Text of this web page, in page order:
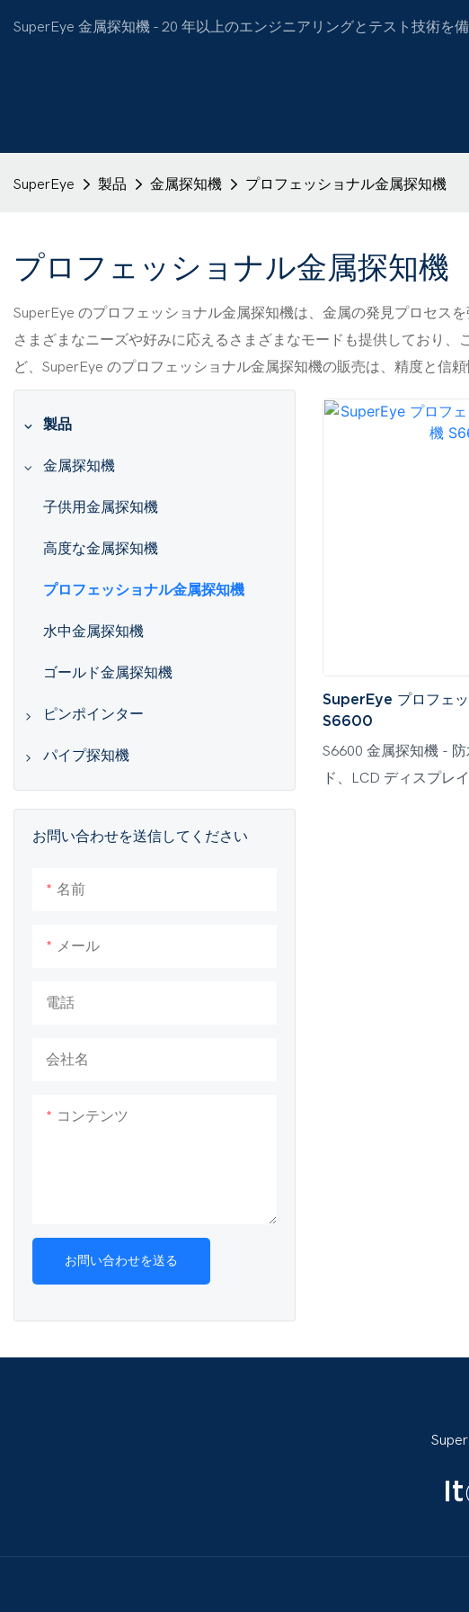
SuperEye 金属探知機 - 20 年以上のエンジニアリングとテスト技術を
SuperEye 製品 金属探知機 プロフェッショナル金属探知機
プロフェッショナル金属探知機
SuperEye のプロフェッショナル金属探知機は、金属の発見プロセス
さまざまなニーズや好みに応えるさまざまなモードも提供しており
ど、SuperEye のプロフェッショナル金属探知機の販売は、精度と信
製品
金属探知機
子供用金属探知機
高度な金属探知機
プロフェッショナル金属探知機
水中金属探知機
ゴールド金属探知機
ピンポインター
ピンポインター金属探知機
パイプ探知機
お問い合わせを送信してください
名前
メール
電話
会社名
コンテンツ
お問い合わせを送る
SuperEye プロフェ
S6600
S6600 金属探知機 -
ド、LCD ディスプレ